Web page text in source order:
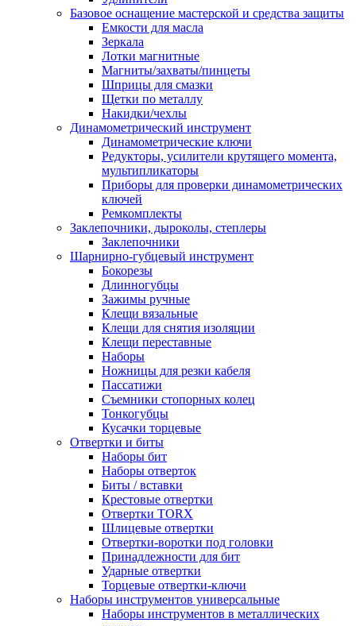
Базовое оснащение мастерской и средства защиты
Емкости для масла
Зеркала
Лотки магнитные
Магниты/захваты/пинцеты
Шприцы для смазки
Щетки по металлу
Накидки/чехлы
Динамометрический инструмент
Динамометрические ключи
Редукторы, усилители крутящего момента,
мультипликаторы
Приборы для проверки динамометрических
ключей
Ремкомплекты
Заклепочники, дыроколы, степлеры
Заклепочники
Шарнирно-губцевый инструмент
Бокорезы
Длинногубцы
Зажимы ручные
Клещи вязальные
Клещи для снятия изоляции
Клещи переставные
Наборы
Ножницы для резки кабеля
Пассатижи
Съемники стопорных колец
Тонкогубцы
Кусачки торцевые
Отвертки и биты
Наборы бит
Наборы отверток
Биты / вставки
Крестовые отвертки
Отвертки TORX
Шлицевые отвертки
Отвертки-воротки под головки
Принадлежности для бит
Ударные отвертки
Торцевые отвертки-ключи
Наборы инструментов универсальные
Наборы инструментов в металлических